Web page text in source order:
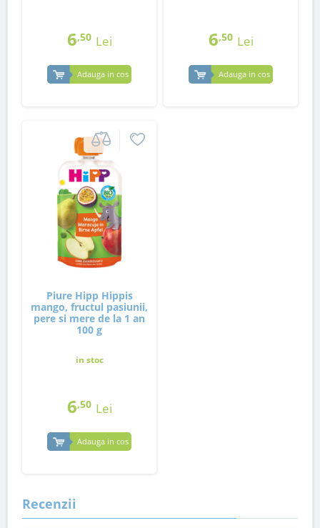
6,50 Lei
Adauga in cos
6,50 Lei
Adauga in cos
Piure Hipp Hippis
mango, fructul pasiunii,
pere si mere de la 1 an
100 g
in stoc
6,50 Lei
Adauga in cos
Recenzii